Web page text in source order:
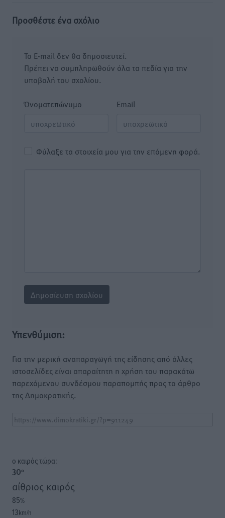
Προσθέστε ένα σχόλιο
Το E-mail δεν θα δημοσιευτεί.
Πρέπει να συμπληρωθούν όλα τα πεδία για την
υποβολή του σχολίου.
Όνοματεπώνυμο Email
Φύλαξε τα στοιχεία μου για την επόμενη φορά.
Υπενθύμιση:
Για την μερική αναπαραγωγή της είδησης από άλλες
ιστοσελίδες είναι απαραίτητη η χρήση του παρακάτω
παρεχόμενου συνδέσμου παραπομπής προς το άρθρο
της Δημοκρατικής.
o καιρός τώρα:
30°
αίθριος καιρός
85%
13km/h